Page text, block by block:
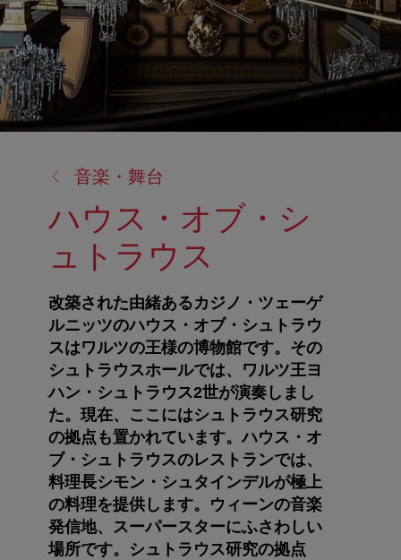
音楽・舞台
ハウス・オブ・シ
ュトラウス
改築された由緒あるカジノ・ツェーゲ
ルニッツのハウス・オブ・シュトラウ
スはワルツの王様の博物館です。その
シュトラウスホールでは、ワルツ王ヨ
ハン・シュトラウス2世が演奏しまし
た。現在、ここにはシュトラウス研究
の拠点も置かれています。ハウス・オ
ブ・シュトラウスのレストランでは、
料理長シモン・シュタインデルが極上
の料理を提供します。ウィーンの音楽
発信地、スーパースターにふさわしい
場所です。シュトラウス研究の拠点